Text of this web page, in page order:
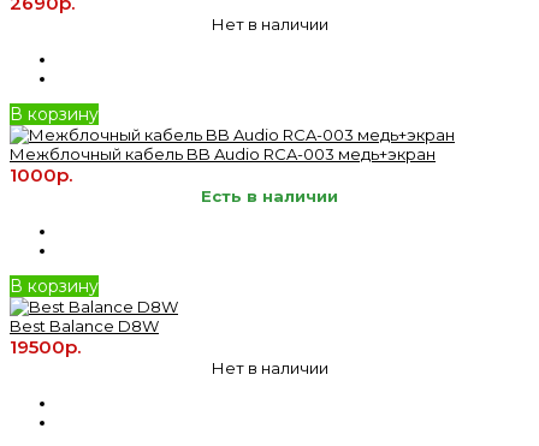
Нет в наличии
В корзину
Межблочный кабель BB Audio RCA-003 медь+экран
1000р.
Есть в наличии
В корзину
Best Balance D8W
19500р.
Нет в наличии